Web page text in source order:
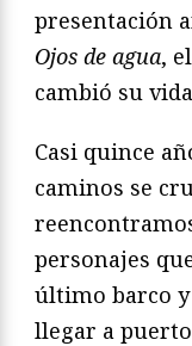
presentación
Ojos de agua, el
cambió su
Casi quince
caminos se
personajes
último barco
llegar a